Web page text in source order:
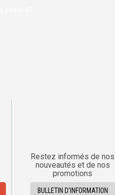
Restez informés de nos
nouveautés et de nos
promotions
BULLETIN D'INFORMATION